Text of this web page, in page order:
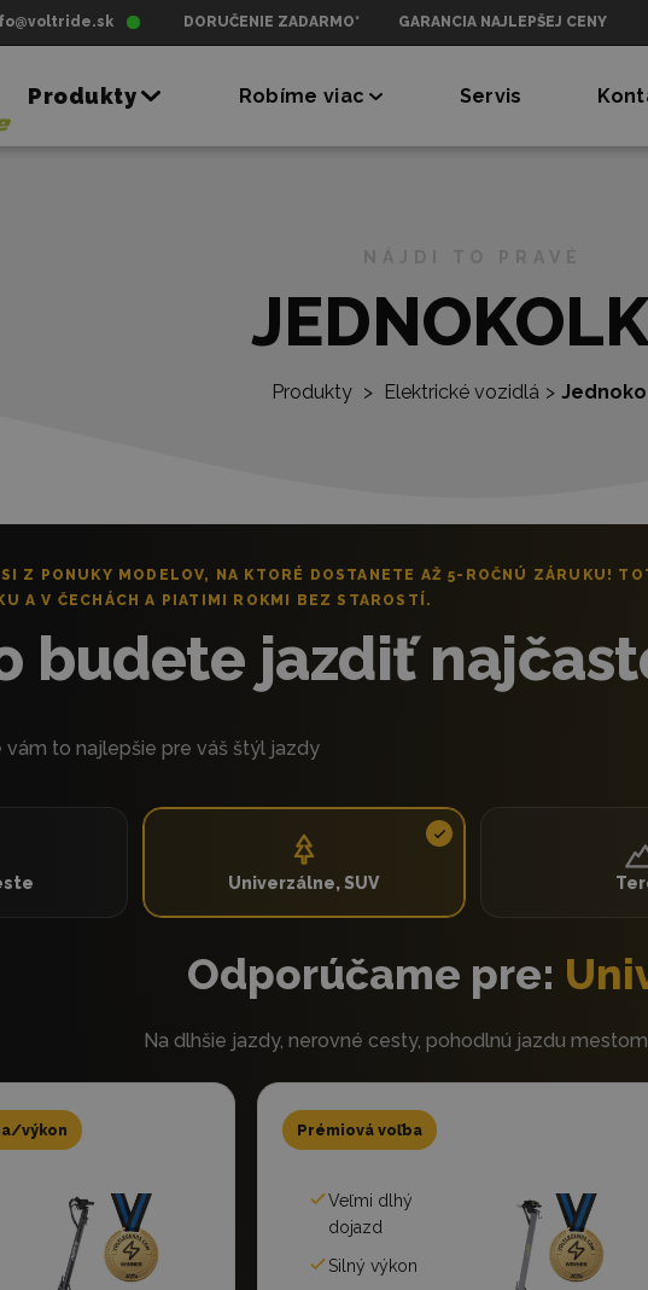
DORUČENIE ZADARMO* GARANCIA NAJLEPŠEJ CENY
Produkty Robíme viac Servis
Produkty > Elektrické vozidlá >
Z PONUKY MODELOV, NA KTORÉ DOSTANETE AŽ 5-ROČNÚ ZÁRUKU!
A V ČECHÁCH A PIATIMI ROKMI BEZ STAROSTÍ.
budete jazdiť
vám to najlepšie pre váš štýl jazdy
Univerzálne, SUV
Odporúčame pre:
Na dlhšie jazdy, nerovné cesty, pohodlnú jazdu
výkon Prémiová voľba
Veľmi dlhý
dojazd
Silný výkon